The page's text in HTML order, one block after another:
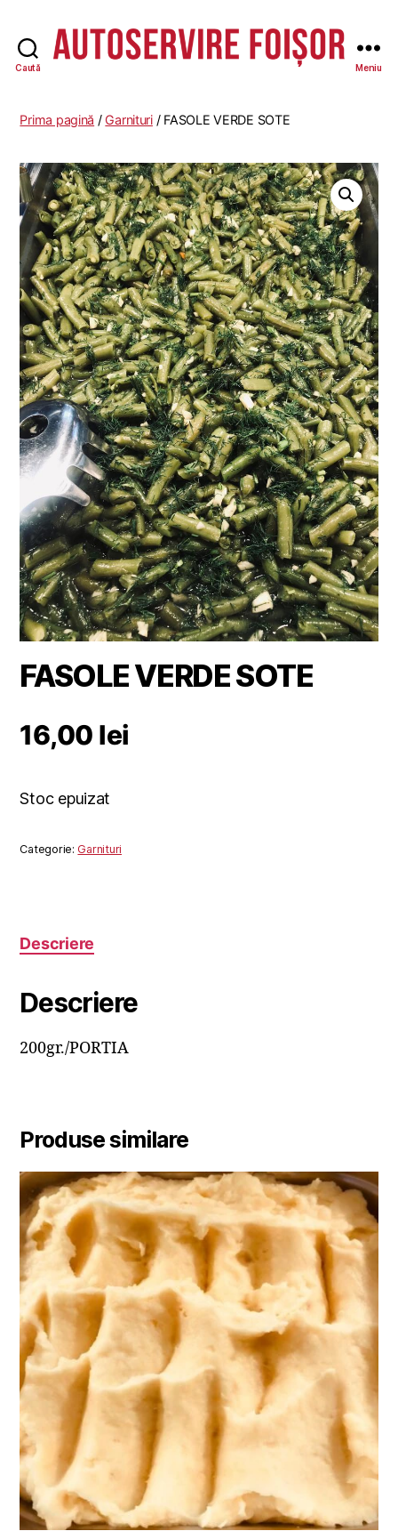
Caută
-
Meniu
Prima pagină /Garnituri/ FASOLE VERDE SOTE
FASOLE VERDE SOTE
16,00 lei
Stoc epuizat
Categorie: Garnituri
Descriere
Descriere
200gr./PORTIA
Produse similare